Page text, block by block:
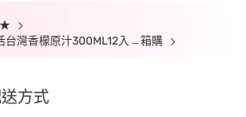
★
灣香檬原汁300ML12入﹘箱購
方式